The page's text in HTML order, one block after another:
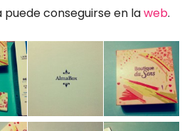
puede conseguirse en laweb.